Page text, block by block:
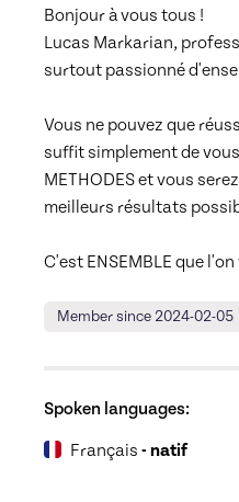
Bonjour à vous tous !
Lucas Markarian,
surtout passionné
Vous ne pouvez que
suffit simplement de
METHODES et vous
meilleurs résultats
C'est ENSEMBLE que
Member since 2024-02-05
Spoken languages:
Français - natif